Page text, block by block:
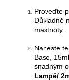
Proveďte
Důkladně
mastnoty.
Naneste
Base,
snadným
Lampě/